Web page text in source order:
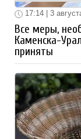
17:14 | 3
Все меры,
Каменска-
приняты